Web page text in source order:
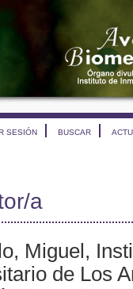
SESIÓN BUSCAR
a
Miguel,
de Los